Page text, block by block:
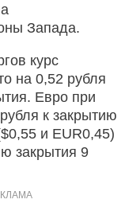
Запада.
курс
на 0,52 рубля
Евро при
к закрытию
и EUR0,45)
закрытия 9